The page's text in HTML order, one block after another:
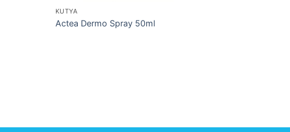
KUTYA
Actea Dermo Spray 50ml